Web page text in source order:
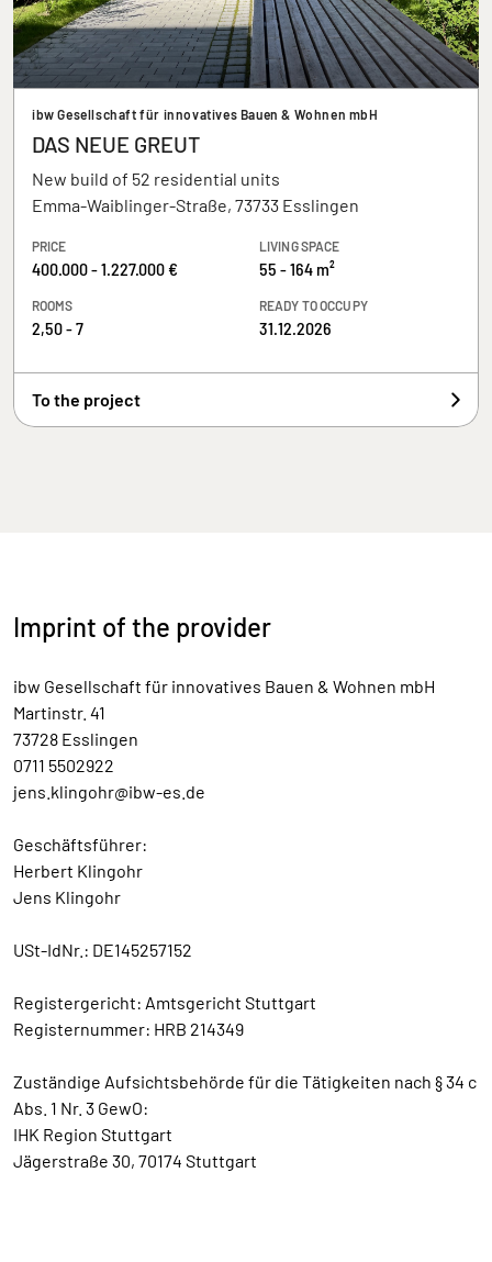
ibw Gesellschaft für innovatives Bauen & Wohnen mbH
DAS NEUE GREUT
New build of 52 residential units
Emma-Waiblinger-Straße, 73733 Esslingen
PRICE
400.000 - 1.227.000 €
LIVING SPACE
55 - 164 m²
ROOMS
2,50 - 7
READY TO OCCUPY
31.12.2026
To the project
Imprint of the provider
ibw Gesellschaft für innovatives Bauen & Wohnen mbH
Martinstr. 41
73728 Esslingen
0711 5502922
jens.klingohr@ibw-es.de
Geschäftsführer:
Herbert Klingohr
Jens Klingohr
USt-IdNr.: DE145257152
Registergericht: Amtsgericht Stuttgart
Registernummer: HRB 214349
Zuständige Aufsichtsbehörde für die Tätigkeiten nach § 34 c
Abs. 1 Nr. 3 GewO:
IHK Region Stuttgart
Jägerstraße 30, 70174 Stuttgart